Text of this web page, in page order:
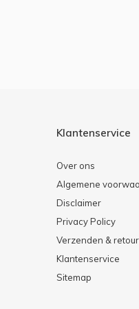
Klantenservice
Over ons
Algemene
Disclaimer
Privacy Policy
Verzenden &
Klantenservice
Sitemap